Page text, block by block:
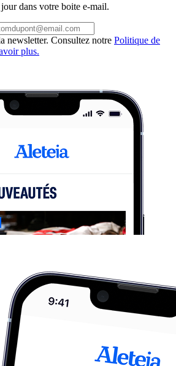
dans votre boite e-mail.
newsletter. Consultez notre Politique de
plus.